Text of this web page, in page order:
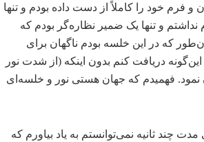
خود را کاملاً از دست داده بودم و تنها
و تنها یک ضمیر نظاره‌گر بودم که
که در این خلسه بودم ناگهان برای
دریافت کنم بدون اینکه (از شدت نور
فهمیدم که جهان هستی نور و خلسه‌ای
چند ثانیه نمی‌توانستم به یاد بیاورم که